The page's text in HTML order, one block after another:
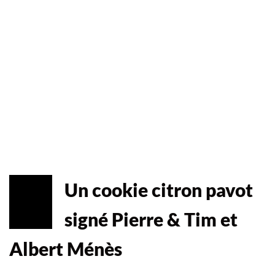
Un cookie citron pavot
signé Pierre & Tim et
Albert Ménès